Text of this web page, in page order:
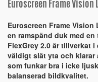
Euroscreen Frame Vision
Euroscreen Frame Vision
en ramspänd duk med en
FlexGrey 2.0 är tillverkat
väldigt slät yta och klarar
som funkar bra i icke
balanserad bildkvalitet.